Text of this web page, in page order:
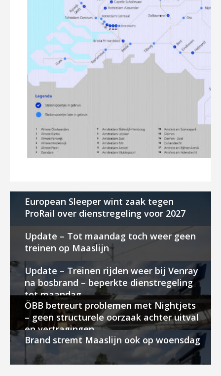
European Sleeper wint zaak tegen
ProRail over dienstregeling voor 2027
Update – Tot maandag toch weer geen
treinen op Maaslijn
Update – Treinen rijden weer bij Venray
na bosbrand – beperkte dienstregeling
tot maandag
ÖBB betreurt problemen met Nightjets
– geen structurele oorzaak achter uitval
en vertragingen
Brand stremt Maaslijn ook op woensdag